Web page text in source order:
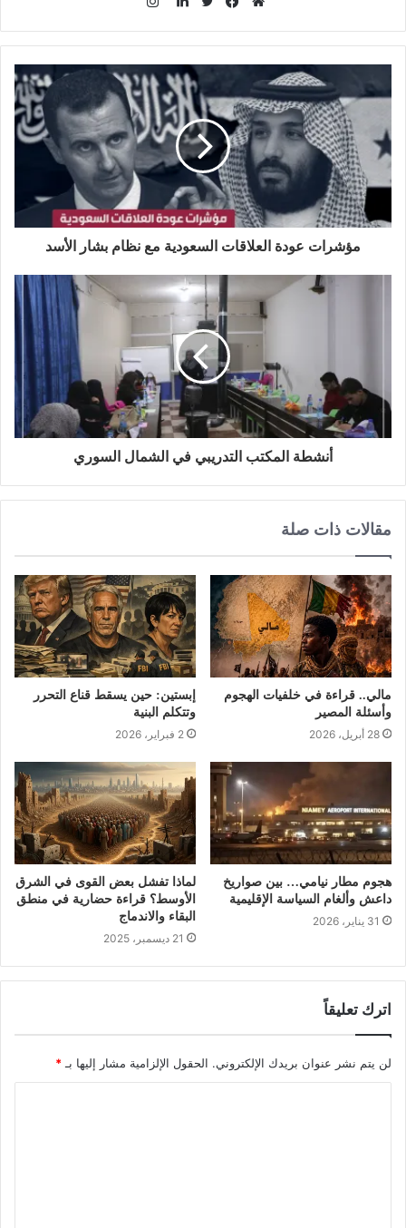
و
ق
ع
ا
ل
و
ب
ي
س
و
ك
و
ي
ت
ر
ي
ن
ك
د
إ
ن
س
ت
ق
ر
ا
م
مؤشرات عودة العلاقات السعودية مع نظام بشار الأسد
أنشطة المكتب التدريبي في الشمال السوري
مقالات ذات صلة
مالي.. قراءة في خلفيات الهجوم
وأسئلة المصير
28 أبريل، 2026
إبستين: حين يسقط قناع التحرر
وتتكلم البنية
2 فبراير، 2026
هجوم مطار نيامي… بين صواريخ
داعش وألغام السياسة الإقليمية
31 يناير، 2026
لماذا تفشل بعض القوى في الشرق
الأوسط؟ قراءة حضارية في منطق
البقاء والاندماج
21 ديسمبر، 2025
اترك تعليقاً
لن يتم نشر عنوان بريدك الإلكتروني. الحقول الإلزامية مشار إليها بـ *